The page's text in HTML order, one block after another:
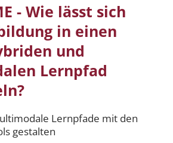
- Wie lässt sich
in einen
und
Lernpfad
Lernpfade mit den
gestalten